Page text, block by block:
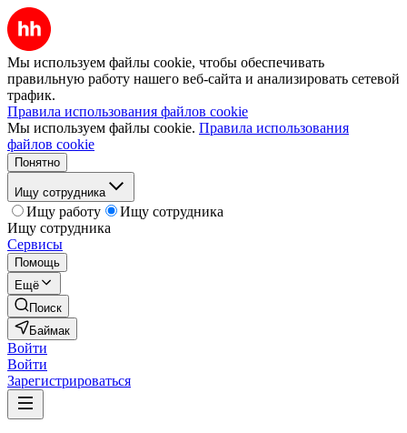
Мы используем файлы cookie, чтобы обеспечивать
правильную работу нашего веб-сайта и анализировать сетевой
трафик.
Правила использования файлов cookie
Мы используем файлы cookie. Правила использования
файлов cookie
Понятно
Ищу сотрудника
Ищу работу
Ищу сотрудника
Ищу сотрудника
Сервисы
Помощь
Ещё
Поиск
Баймак
Войти
Войти
Зарегистрироваться